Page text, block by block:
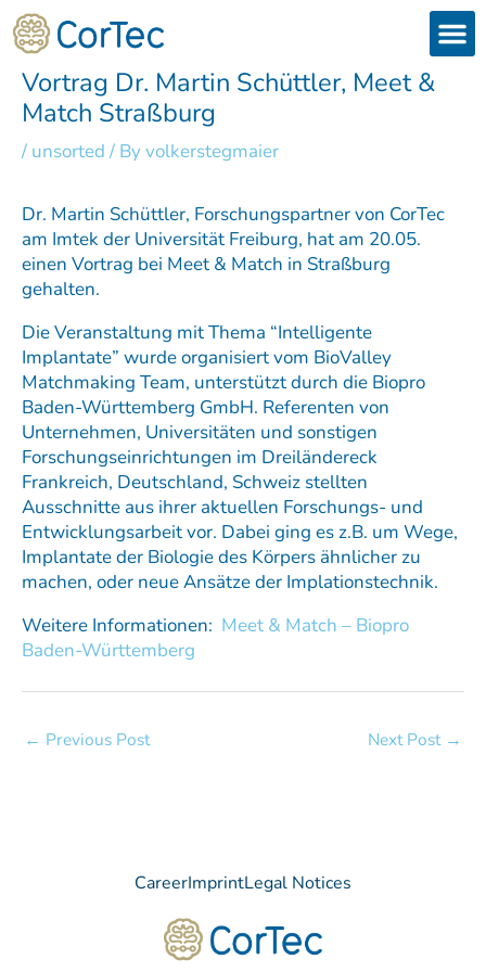
Skip
to
content
Vortrag Dr. Martin Schüttler, Meet &
Match Straßburg
/ unsorted / Byvolkerstegmaier
Dr. Martin Schüttler, Forschungspartner von CorTec
am Imtek der Universität Freiburg, hat am 20.05.
einen Vortrag bei Meet & Match in Straßburg
gehalten.
Die Veranstaltung mit Thema “Intelligente
Implantate” wurde organisiert vom BioValley
Matchmaking Team, unterstützt durch die Biopro
Baden-Württemberg GmbH. Referenten von
Unternehmen, Universitäten und sonstigen
Forschungseinrichtungen im Dreiländereck
Frankreich, Deutschland, Schweiz stellten
Ausschnitte aus ihrer aktuellen Forschungs- und
Entwicklungsarbeit vor. Dabei ging es z.B. um Wege,
Implantate der Biologie des Körpers ähnlicher zu
machen, oder neue Ansätze der Implationstechnik.
Weitere Informationen: Meet & Match – Biopro
Baden-Württemberg
← Previous Post Next Post →
CareerImprintLegal Notices